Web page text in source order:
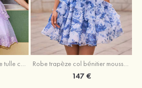
Trapèze épaule dénudée tulle courte/mini robe de fête de la rentrée avec paillettes Robe trapèze col bénitier mousseline courte/mini robe de fête de la rentrée avec appliqué
147 €